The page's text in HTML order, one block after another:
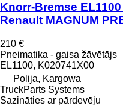
Knorr-Bremse
Renault MAGNUM
210 €
Pneimatika - gaisa žāvētājs
EL1100, K020741X00
Polija, Kargowa
TruckParts Systems
Sazināties ar pārdevēju